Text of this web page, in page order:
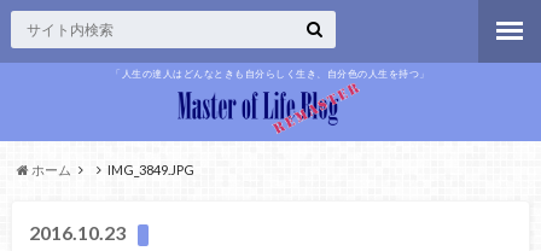
「人生の達人はどんなときも自分らしく生き、自分色の人生を持つ」
ホーム IMG_3849.JPG
2016.10.23